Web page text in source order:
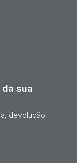
sua
devolução